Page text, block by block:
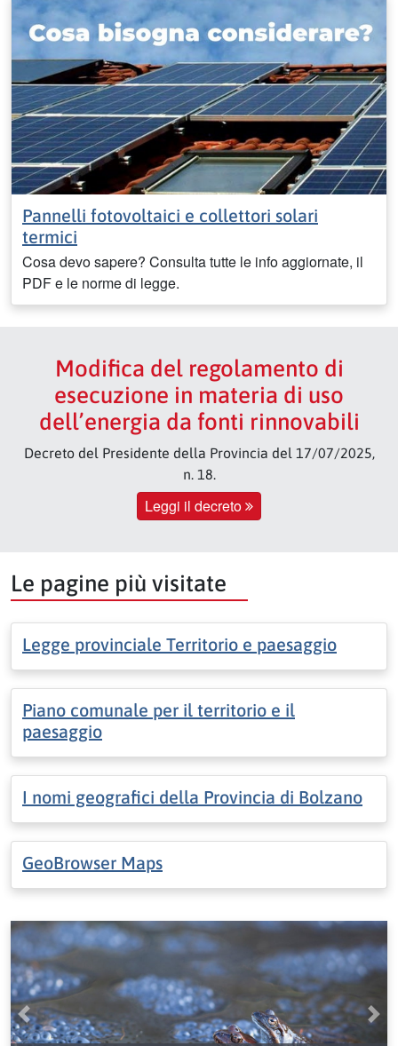
Pannelli fotovoltaici e collettori solari
termici
Cosa devo sapere? Consulta tutte le info aggiornate, il
PDF e le norme di legge.
Modifica del regolamento di
esecuzione in materia di uso
dell’energia da fonti rinnovabili
Decreto del Presidente della Provincia del 17/07/2025,
n. 18.
Leggi il decreto
Le pagine più visitate
Legge provinciale Territorio e paesaggio
Piano comunale per il territorio e il
paesaggio
I nomi geografici della Provincia di Bolzano
GeoBrowser Maps
Precedente